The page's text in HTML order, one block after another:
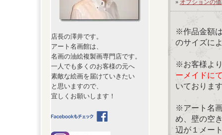
店長の澤井です。
アート名画館は、
名画の油絵複製画専門店です。
一人でも多くのお客様の元へ
素敵な絵画を届けていきたい
と思いますので、
宜しくお願いします！
» オプションの
※作品金額
のサイズに
※お客様よ
ーメイドに
いておりま
※アート名
め、壁の空
辺が１メー